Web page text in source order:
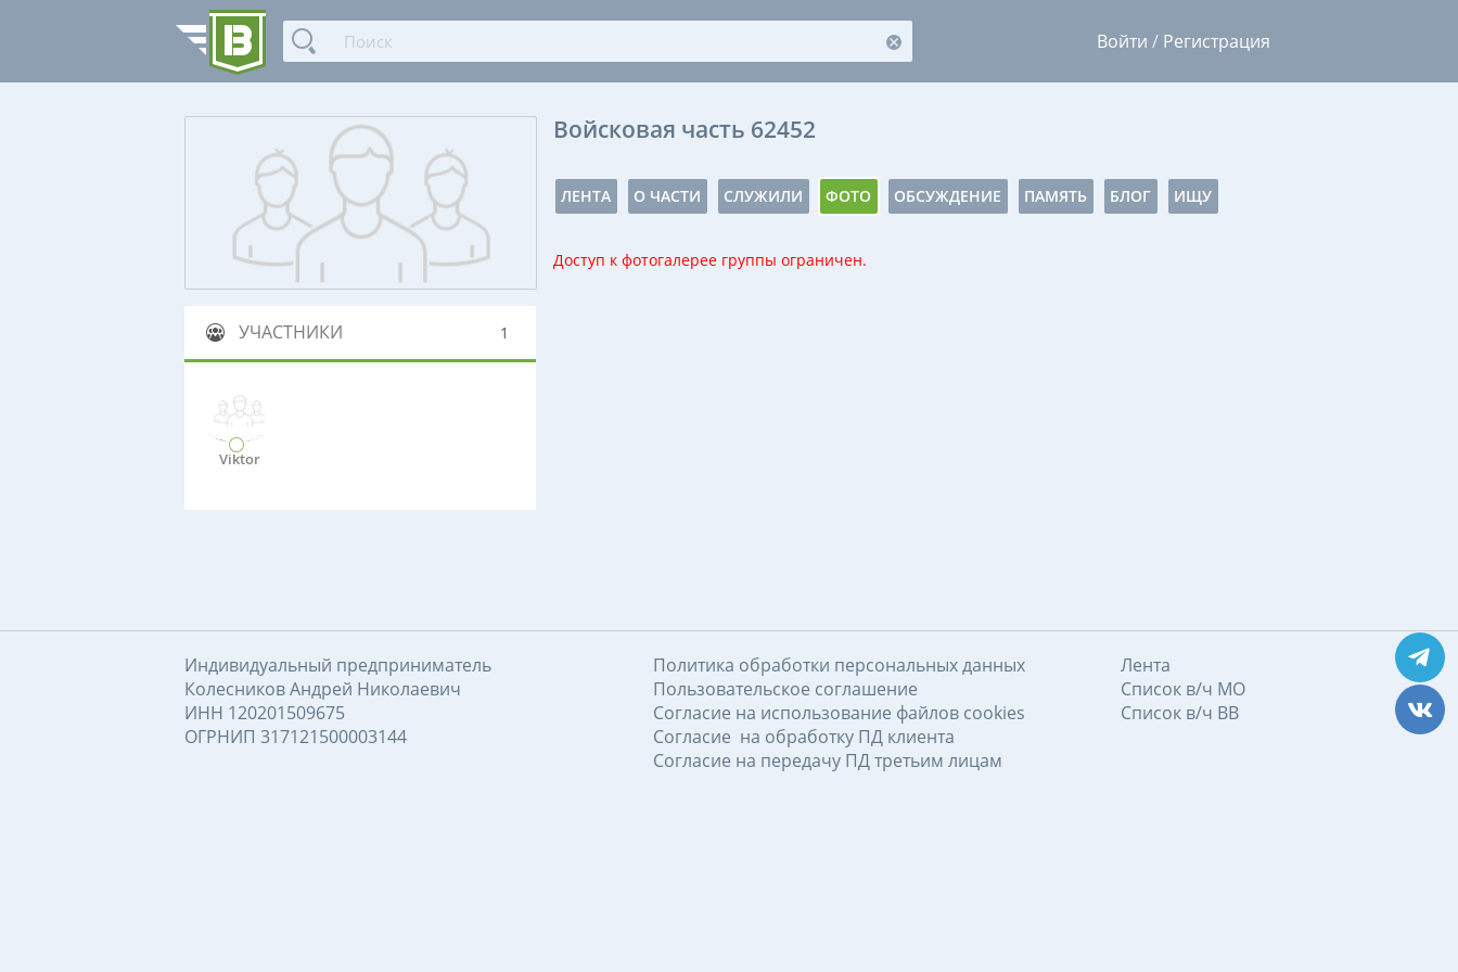
Войти / Регистрация
УЧАСТНИКИ 1
Viktor
Войсковая часть 62452
ЛЕНТА О ЧАСТИ СЛУЖИЛИ ФОТО ОБСУЖДЕНИЕ ПАМЯТЬ БЛОГ ИЩУ
Доступ к фотогалерее группы ограничен.
Индивидуальный предприниматель
Колесников Андрей Николаевич
ИНН 120201509675
ОГРНИП 317121500003144
Политика обработки персональных данных
Пользовательское соглашение
Согласие на использование файлов cookies
Согласие на обработку ПД клиента
Согласие на передачу ПД третьим лицам
Лента
Список в/ч МО
Список в/ч ВВ